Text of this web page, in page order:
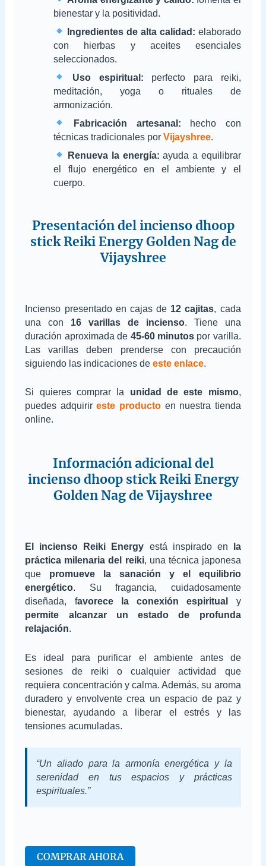
bienestar y la positividad.
Ingredientes de alta calidad: elaborado
con hierbas y aceites esenciales
seleccionados.
Uso espiritual: perfecto para reiki,
meditación, yoga o rituales de
armonización.
Fabricación artesanal: hecho con
técnicas tradicionales porVijayshree.
Renueva la energía: ayuda a equilibrar
el flujo energético en el ambiente y el
cuerpo.
Presentación del incienso dhoop
stick Reiki Energy Golden Nag de
Vijayshree
Incienso presentado en cajas de 12 cajitas, cada
una con 16 varillas de incienso. Tiene una
duración aproximada de 45-60 minutospor varilla.
Las varillas deben prenderse con precaución
siguiendo las indicaciones deeste enlace.
Si quieres comprar la unidad de este mismo,
puedes adquirireste producto en nuestra tienda
online.
Información adicional del
incienso dhoop stick Reiki Energy
Golden Nag de Vijayshree
El incienso Reiki Energy está inspirado en
la
práctica milenaria del reiki, una técnica japonesa
que promueve la sanación y el equilibrio
energético. Su fragancia, cuidadosamente
diseñada, favorece la conexión espiritual
y
permite alcanzar un estado de profunda
relajación.
Es ideal para purificar el ambiente antes de
sesiones de reiki o cualquier actividad que
requiera concentración y calma. Además, su aroma
duradero y envolvente crea un espacio de paz y
bienestar, ayudando a liberar el estrés y las
tensiones acumuladas.
“Un aliado para la armonía energética y la
serenidad en tus espacios y prácticas
espirituales.”
COMPRAR AHORA